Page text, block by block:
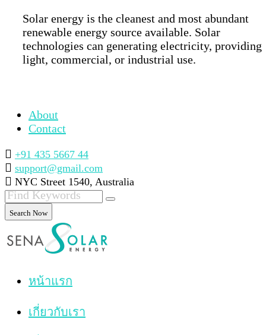
Solar energy is the cleanest and most abundant
renewable energy source available. Solar
technologies can generating electricity, providing
light, commercial, or industrial use.
About
Contact
+91 435 5667 44
support@gmail.com
NYC Street 1540, Australia
Search Now
หน้าแรก
เกี่ยวกับเรา